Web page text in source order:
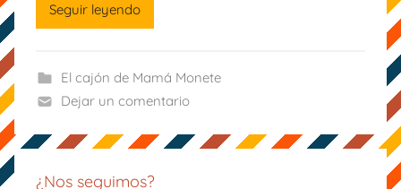
t
e
Seguir leyendo
El cajón de Mamá Monete
Dejar un comentario
¿Nos seguimos?